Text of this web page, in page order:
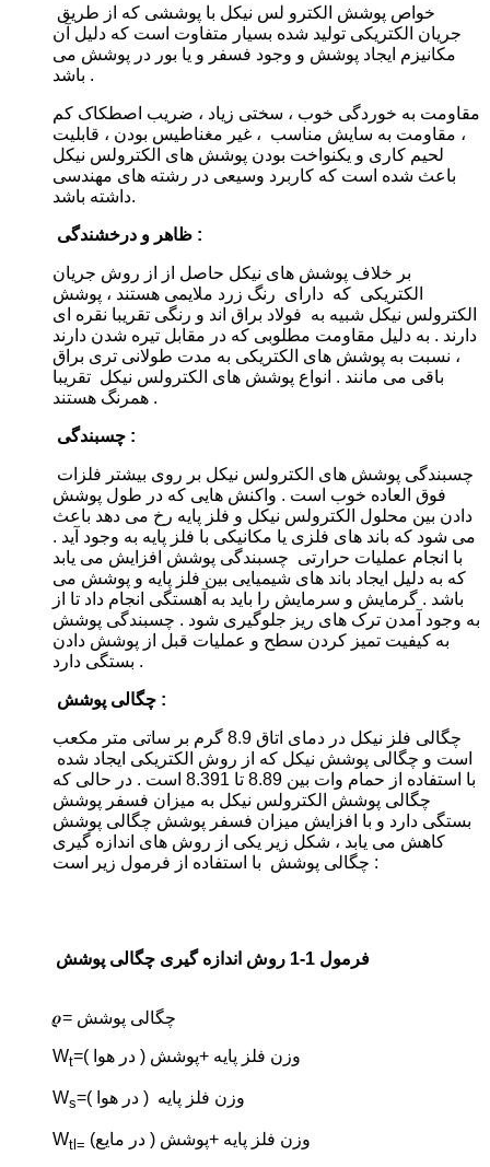
جریان الکتریکی تولید شده بسیار متفاوت است که دلیل آن
مکانیزم ایجاد پوشش و وجود فسفر و یا بور در پوشش می
باشد .
مقاومت به خوردگی خوب ، سختی زیاد ، ضریب اصطکاک کم
، مقاومت به سایش مناسب ، غیر مغناطیس بودن ، قابلیت
لحیم کاری و یکنواخت بودن پوشش های الکترولس نیکل
باعث شده است که کاربرد وسیعی در رشته های مهندسی
داشته باشد.
ظاهر و درخشندگی :
بر خلاف پوشش های نیکل حاصل از از روش جریان
الکتریکی که دارای رنگ زرد ملایمی هستند ، پوشش
الکترولس نیکل شبیه به فولاد براق اند و رنگی تقریبا نقره ای
دارند . به دلیل مقاومت مطلوبی که در مقابل تیره شدن دارند
، نسبت به پوشش های الکتریکی به مدت طولانی تری براق
باقی می مانند . انواع پوشش های الکترولس نیکل تقریبا
همرنگ هستند .
چسبندگی :
چسبندگی پوشش های الکترولس نیکل بر روی بیشتر فلزات
فوق العاده خوب است . واکنش هایی که در طول پوشش
دادن بین محلول الکترولس نیکل و فلز پایه رخ می دهد باعث
می شود که باند های فلزی یا مکانیکی با فلز پایه به وجود آید .
با انجام عملیات حرارتی چسبندگی پوشش افزایش می یابد
که به دلیل ایجاد باند های شیمیایی بین فلز پایه و پوشش می
باشد . گرمایش و سرمایش را باید به آهستگی انجام داد تا از
به وجود آمدن ترک های ریز جلوگیری شود . چسبندگی پوشش
به کیفیت تمیز کردن سطح و عملیات قبل از پوشش دادن
بستگی دارد .
چگالی پوشش :
چگالی فلز نیکل در دمای اتاق 8.9 گرم بر ساتی متر مکعب
است و چگالی پوشش نیکل که از روش الکتریکی ایجاد شده
با استفاده از حمام وات بین 8.89 تا 8.391 است . در حالی که
چگالی پوشش الکترولس نیکل به میزان فسفر پوشش
بستگی دارد و با افزایش میزان فسفر پوشش چگالی پوشش
کاهش می یابد ، شکل زیر یکی از روش های اندازه گیری
چگالی پوشش با استفاده از فرمول زیر است :
فرمول 1-1 روش اندازه گیری چگالی پوشش
𝝆= چگالی پوشش
Wt =وزن فلز پایه +پوشش ( در هوا )
Ws =وزن فلز پایه ( در هوا )
Wtl = وزن فلز پایه +پوشش ( در مایع)